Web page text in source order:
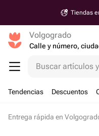
Tiendas
Volgogrado
Calle y número,
Buscar artículos
Tendencias Descuentos
Entrega rápida en